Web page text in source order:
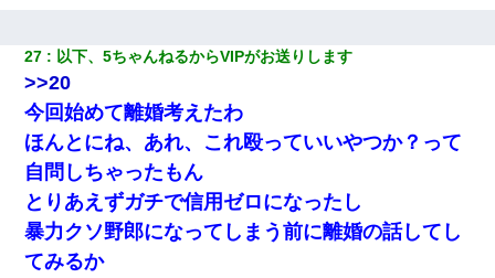
27 以下、5ちゃんねるからVIPがお送りします
>>20
今回始めて離婚考えたわ
ほんとにね、あれ、これ殴っていいやつか？って
自問しちゃったもん
とりあえずガチで信用ゼロになったし
暴力クソ野郎になってしまう前に離婚の話してし
てみるか